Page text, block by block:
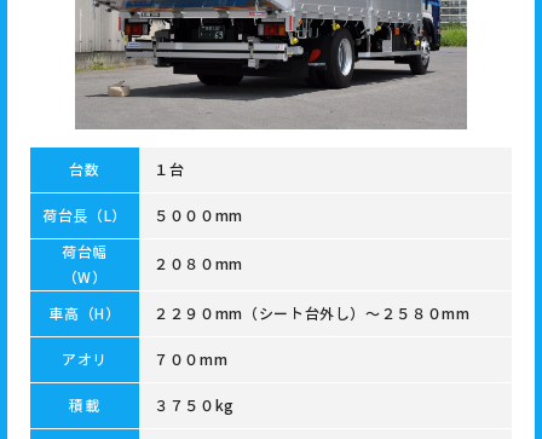
台数 １台
荷台長（L）
５０００mm
荷台幅
（W）
２０８０mm
車高（H） ２２９０mm（シート台外し）～２５８０mm
アオリ ７００mm
積載 ３７５０kg